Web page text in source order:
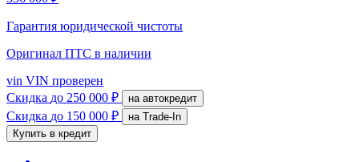
Гарантия юридической чистоты
Оригинал ПТС в наличии
vin VIN проверен
Скидка до 250 000 ₽ на автокредит
Скидка до 150 000 ₽
на Trade-In
Купить в кредит